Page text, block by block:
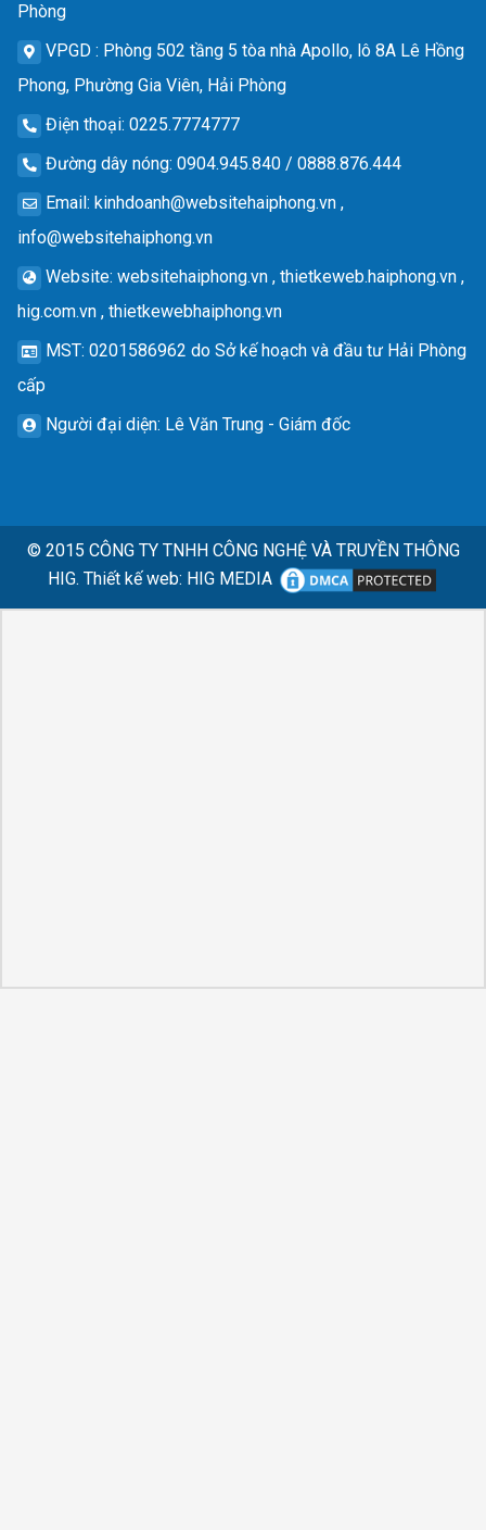
Phòng
VPGD : Phòng 502 tầng 5 tòa nhà Apollo, lô 8A Lê Hồng
Phong, Phường Gia Viên, Hải Phòng
Điện thoại: 0225.7774777
Đường dây nóng: 0904.945.840 / 0888.876.444
Email: kinhdoanh@websitehaiphong.vn ,
info@websitehaiphong.vn
Website: websitehaiphong.vn , thietkeweb.haiphong.vn ,
hig.com.vn , thietkewebhaiphong.vn
MST: 0201586962 do Sở kế hoạch và đầu tư Hải Phòng
cấp
Người đại diện: Lê Văn Trung - Giám đốc
© 2015 CÔNG TY TNHH CÔNG NGHỆ VÀ TRUYỀN THÔNG
HIG. Thiết kế web: HIG MEDIA